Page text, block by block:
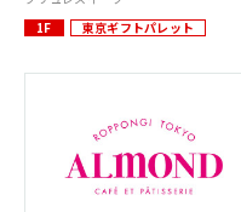
1F
東京ギフトパレット